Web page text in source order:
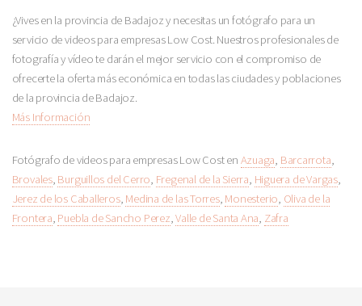
¿Vives en la provincia de Badajoz y necesitas un fotógrafo para un
servicio de videos para empresas Low Cost. Nuestros profesionales de
fotografía y vídeo te darán el mejor servicio con el compromiso de
ofrecerte la oferta más económica en todas las ciudades y poblaciones
de la provincia de Badajoz.
Más Información
Fotógrafo de videos para empresas Low Cost en Azuaga, Barcarrota,
Brovales, Burguillos del Cerro, Fregenal de la Sierra, Higuera de Vargas,
Jerez de los Caballeros, Medina de las Torres, Monesterio, Oliva de la
Frontera, Puebla de Sancho Perez,Valle de Santa Ana, Zafra